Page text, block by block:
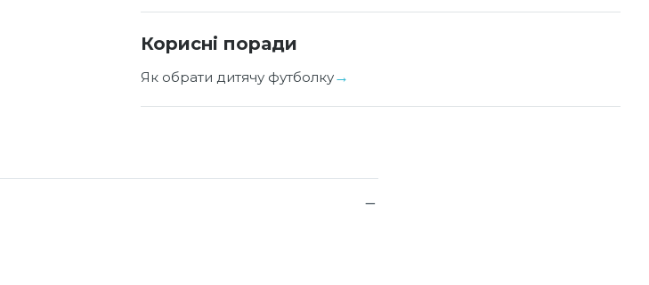
Корисні поради
Як обрати дитячу футболку